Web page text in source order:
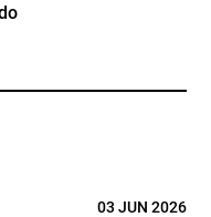
03 JUN 2026